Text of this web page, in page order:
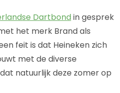
Dartbond in gesprek
het merk Brand als
feit is dat Heineken zich
met de diverse
natuurlijk deze zomer op